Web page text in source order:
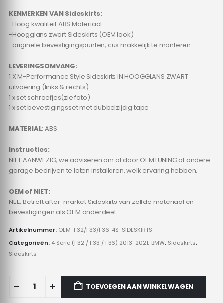
KENMERKEN VAN Sideskirts:
-Hoog kwaliteit ABS Materiaal
-Hoogglans zwart Sideskirts (OEM look)
-originele bevestigingspunten, dus makkelijk te monteren
LEVERINGSOMVANG:
1 X M-Performance Style Sideskirts IN HOOGGLANS ZWART
uitvoering (links & rechts)
1 x set schroefjes(zie foto)
1 x set bevestigingsset met dubbelzijdig tape
MATERIAL: ABS
Instructies:
NIET AANWEZIG, we adviseren om of door OEMTUNING of andere
garage bedrijven te laten installeren, welk ervaring hebben.
OEM of NIET:
NEE, Betreft after-market Sideskirts van zelfde materiaal en
bevestigingen als OEM onderdeel.
Artikelnummer: OEM-F32/F33/F36-4S-SIDESKIRTS
Categorieën: 4 Serie (F32 / F33 / F36) 2013-2021, BMW, Sideskirts,
Sideskirts
TOEVOEGEN AAN WINKELWAGEN